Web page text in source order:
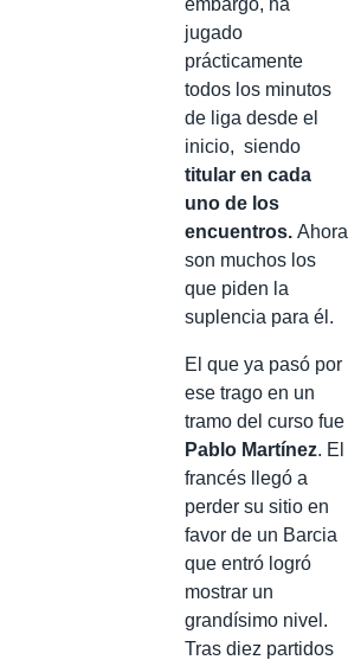
embargo, ha
jugado
prácticamente
todos los minutos
de liga desde el
inicio, siendo
titular en cada
uno de los
encuentros. Ahora
son muchos los
que piden la
suplencia para él.
El que ya pasó por
ese trago en un
tramo del curso fue
Pablo Martínez. El
francés llegó a
perder su sitio en
favor de un Barcia
que entró logró
mostrar un
grandísimo nivel.
Tras diez partidos